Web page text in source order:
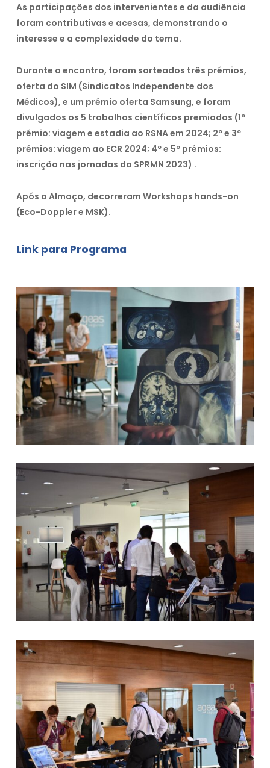
As participações dos intervenientes e da audiência
foram contributivas e acesas, demonstrando o
interesse e a complexidade do tema.
Durante o encontro, foram sorteados três prémios,
oferta do SIM (Sindicatos Independente dos
Médicos), e um prémio oferta Samsung, e foram
divulgados os 5 trabalhos científicos premiados (1º
prémio: viagem e estadia ao RSNA em 2024; 2º e 3º
prémios: viagem ao ECR 2024; 4º e 5º prémios:
inscrição nas jornadas da SPRMN 2023) .
Após o Almoço, decorreram Workshops hands-on
(Eco-Doppler e MSK).
Link para Programa